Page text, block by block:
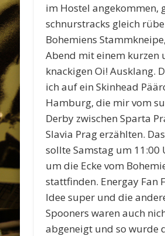
im Hostel angekommen,
schnurstracks gleich
Bohemiens
Abend mit einem kurzen
knackigen Oi! Ausklang.
ich auf ein Skinhead
Hamburg, die mir vom
Derby zwischen Sparta
Slavia Prag erzählten.
sollte Samstag um 11:00
um die Ecke vom
stattfinden. Energay Fan
Idee super und die
Spooners waren auch
abgeneigt und so wurde